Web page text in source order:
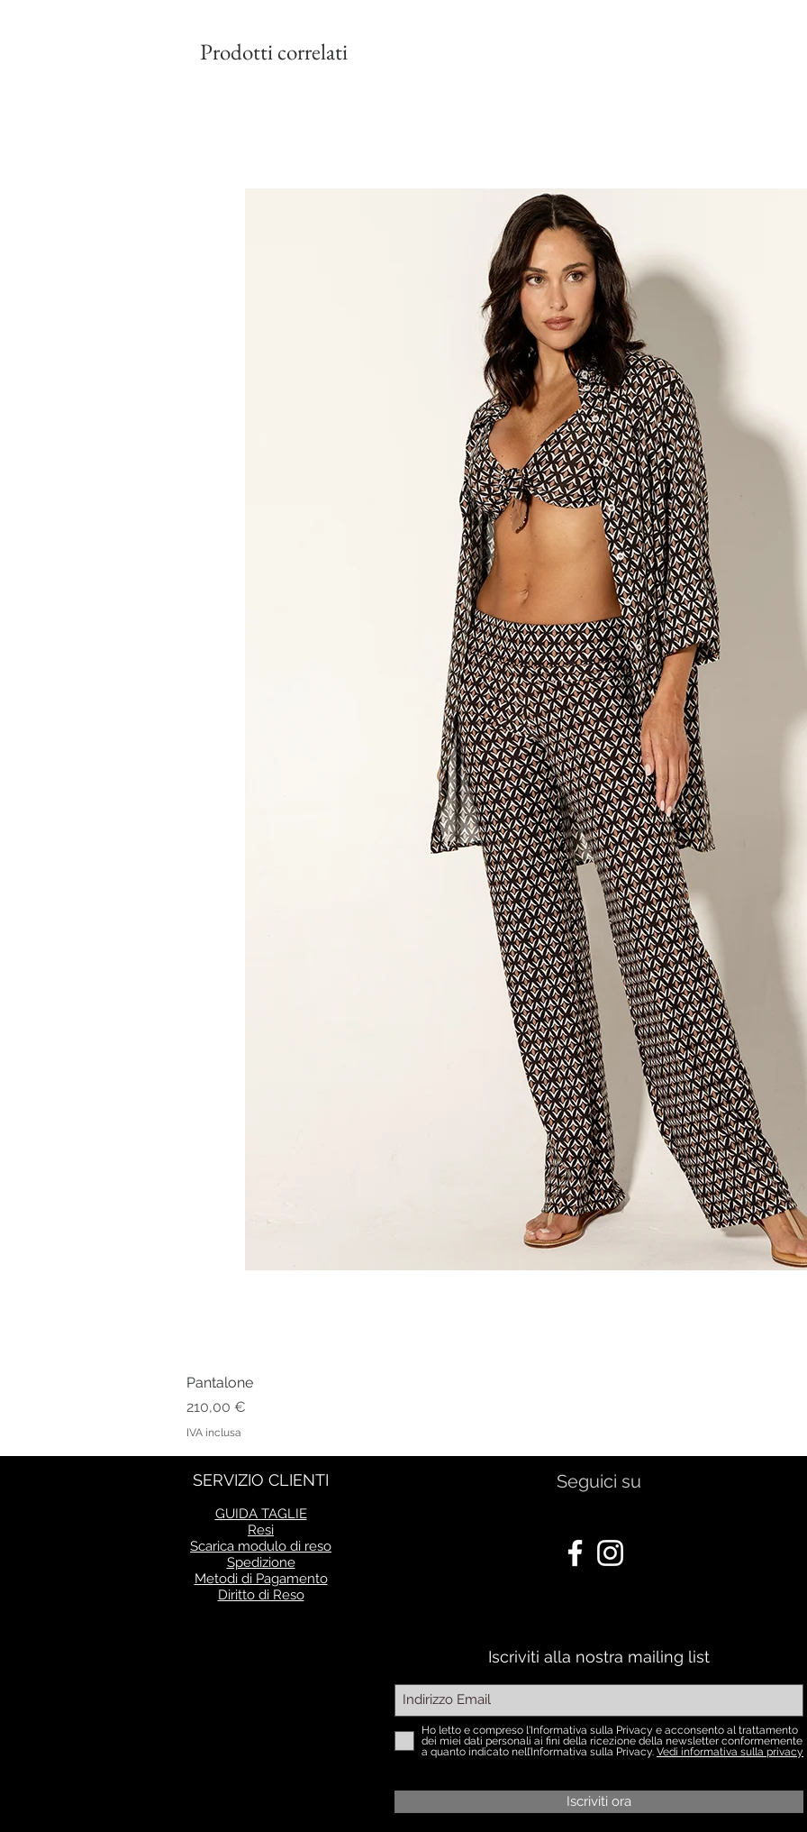
Prodotti correlati
Pantalone
Prezzo
210,00 €
IVA inclusa
SERVIZIO CLIENTI
GUIDA TAGLIE
Resi
Scarica modulo di reso
Spedizione
Metodi di Pagamento
Diritto di Reso
Seguici su
Iscriviti alla nostra mailing list
Ho letto e compreso l'Informativa sulla Privacy e acconsento al trattamento
dei miei dati personali ai fini della ricezione della newsletter conformemente
a quanto indicato nell’Informativa sulla Privacy. Vedi informativa sulla privacy
Iscriviti ora